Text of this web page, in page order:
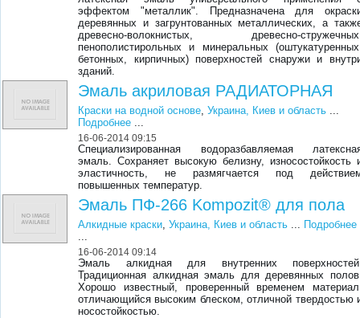
эффектом "металлик". Предназначена для
деревянных и загрунтованных металлических, а
древесно-волокнистых, древесно-
пенополистирольных и минеральных
бетонных, кирпичных) поверхностей снаружи и
зданий.
Эмаль акриловая РАДИАТОРНАЯ
Краски на водной основе,Украина, Киев и область ...
Подробнее ...
16-06-2014 09:15
Специализированная водоразбавляемая
эмаль. Сохраняет высокую белизну, износостойкость
эластичность, не размягчается под
повышенных температур.
Эмаль ПФ-266 Kompozit® для пола
Алкидные краски,Украина, Киев и область ... Подробнее
...
16-06-2014 09:14
Эмаль алкидная для внутренних
Традиционная алкидная эмаль для деревянных
Хорошо известный, проверенный временем
отличающийся высоким блеском, отличной твердостью
носостойкостью.